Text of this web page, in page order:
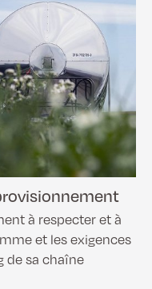
à respecter et à
et les exigences
de sa chaîne